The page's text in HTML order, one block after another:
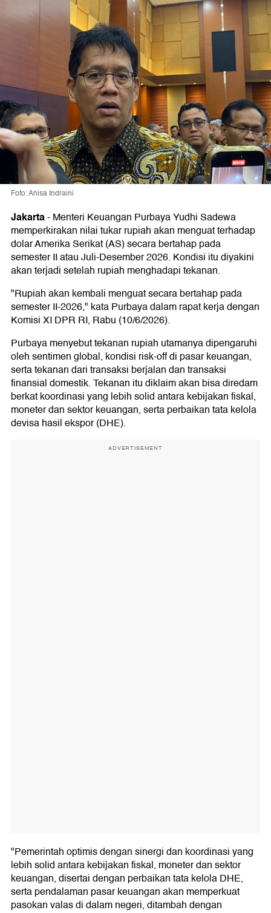
Foto: Anisa Indraini
Jakarta-Menteri Keuangan Purbaya Yudhi Sadewa
memperkirakan nilai tukar rupiah akan menguat terhadap
dolar Amerika Serikat (AS) secara bertahap pada
semester II atau Juli-Desember 2026. Kondisi itu diyakini
akan terjadi setelah rupiah menghadapi tekanan.
"Rupiah akan kembali menguat secara bertahap pada
semester II-2026," kata Purbaya dalam rapat kerja dengan
Komisi XI DPR RI, Rabu (10/6/2026).
Purbaya menyebut tekanan rupiah utamanya dipengaruhi
oleh sentimen global, kondisi risk-off di pasar keuangan,
serta tekanan dari transaksi berjalan dan transaksi
finansial domestik. Tekanan itu diklaim akan bisa diredam
berkat koordinasi yang lebih solid antara kebijakan fiskal,
moneter dan sektor keuangan, serta perbaikan tata kelola
devisa hasil ekspor (DHE).
ADVERTISEMENT
"Pemerintah optimis dengan sinergi dan koordinasi yang
lebih solid antara kebijakan fiskal, moneter dan sektor
keuangan, disertai dengan perbaikan tata kelola DHE,
serta pendalaman pasar keuangan akan memperkuat
pasokan valas di dalam negeri, ditambah dengan